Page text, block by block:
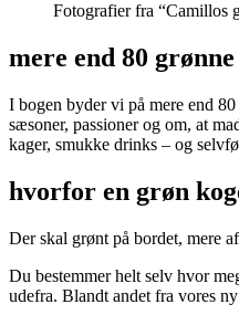
Fotografier fra “Camillos
mere end 80
I bogen byder vi på mere end
sæsoner, passioner og om, at
kager, smukke drinks – og
hvorfor en grøn
Der skal grønt på bordet, mere
Du bestemmer helt selv hvor
udefra. Blandt andet fra vores